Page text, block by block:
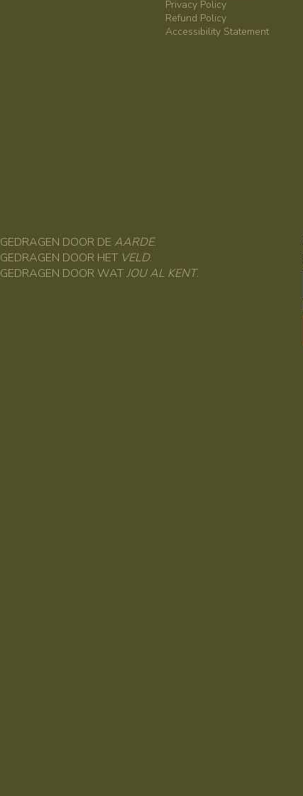
Privacy Policy
Refund Policy
Accessibility Statement
GEDRAGEN DOOR DE AARDE.
GEDRAGEN DOOR HET VELD.
GEDRAGEN DOOR WATJOU AL KENT.